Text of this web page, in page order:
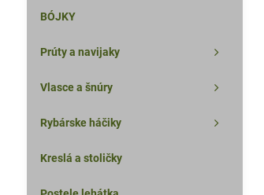
BÓJKY
Prúty a navijaky
Vlasce a šnúry
Rybárske háčiky
Kreslá a stoličky